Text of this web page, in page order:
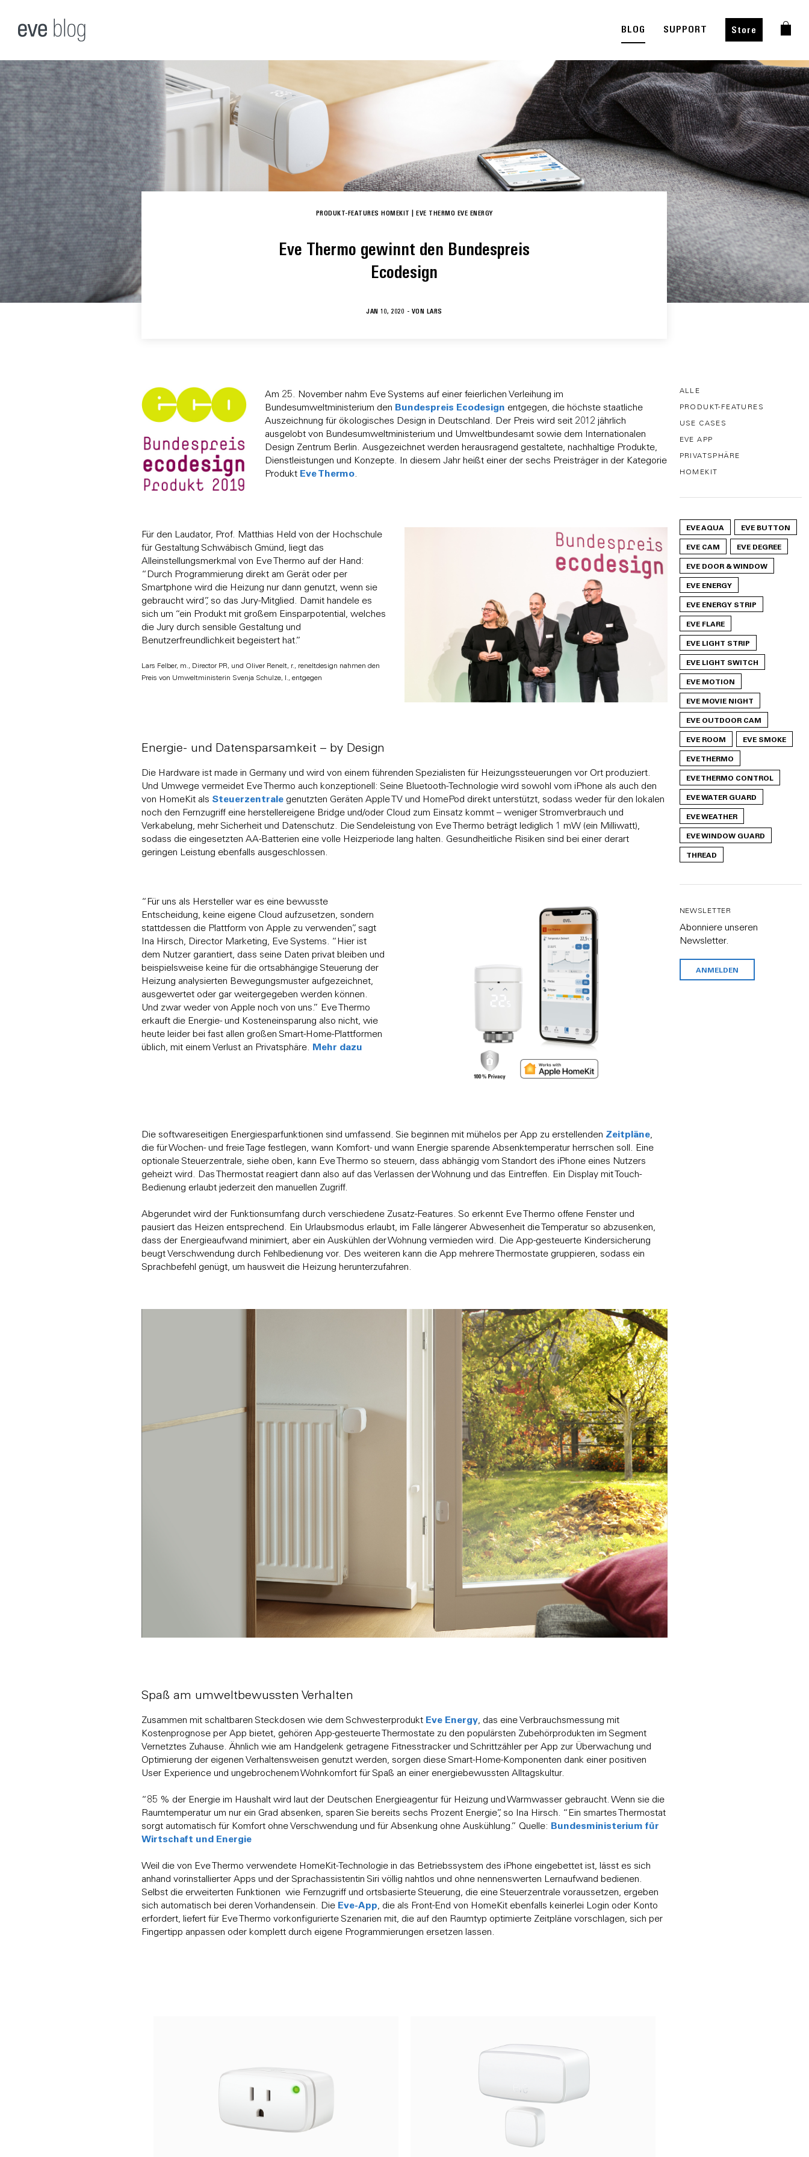
BLOG SUPPORT Store
PRODUKT-FEATURES HOMEKIT EVE THERMO EVE ENERGY
Eve Thermo gewinnt den Bundespreis
Ecodesign
JAN 10, 2020 - VON LARS
Am 25. November nahm Eve Systems auf einer feierlichen Verleihung im
Bundesumweltministerium den Bundespreis Ecodesign entgegen, die höchste staatliche
Auszeichnung für ökologisches Design in Deutschland. Der Preis wird seit 2012 jährlich
ausgelobt von Bundesumweltministerium und Umweltbundesamt sowie dem Internationalen
Design Zentrum Berlin. Ausgezeichnet werden herausragend gestaltete, nachhaltige Produkte,
Dienstleistungen und Konzepte. In diesem Jahr heißt einer der sechs Preisträger in der Kategorie
Produkt Eve Thermo.
Für den Laudator, Prof. Matthias Held von der Hochschule
für Gestaltung Schwäbisch Gmünd, liegt das
Alleinstellungsmerkmal von Eve Thermo auf der Hand:
“Durch Programmierung direkt am Gerät oder per
Smartphone wird die Heizung nur dann genutzt, wenn sie
gebraucht wird”, so das Jury-Mitglied. Damit handele es
sich um “ein Produkt mit großem Einsparpotential, welches
die Jury durch sensible Gestaltung und
Benutzerfreundlichkeit begeistert hat.”
Lars Felber, m., Director PR, und Oliver Renelt, r., reneltdesign nahmen den
Preis von Umweltministerin Svenja Schulze, l., entgegen
Energie- und Datensparsamkeit – by Design
Die Hardware ist made in Germany und wird von einem führenden Spezialisten für Heizungssteuerungen vor Ort produziert.
Und Umwege vermeidet Eve Thermo auch konzeptionell: Seine Bluetooth-Technologie wird sowohl vom iPhone als auch den
von HomeKit als Steuerzentrale genutzten Geräten Apple TV und HomePod direkt unterstützt, sodass weder für den lokalen
noch den Fernzugriff eine herstellereigene Bridge und/oder Cloud zum Einsatz kommt – weniger Stromverbrauch und
Verkabelung, mehr Sicherheit und Datenschutz. Die Sendeleistung von Eve Thermo beträgt lediglich 1 mW (ein Milliwatt),
sodass die eingesetzten AA-Batterien eine volle Heizperiode lang halten. Gesundheitliche Risiken sind bei einer derart
geringen Leistung ebenfalls ausgeschlossen.
“Für uns als Hersteller war es eine bewusste
Entscheidung, keine eigene Cloud aufzusetzen, sondern
stattdessen die Plattform von Apple zu verwenden”, sagt
Ina Hirsch, Director Marketing, Eve Systems. “Hier ist
dem Nutzer garantiert, dass seine Daten privat bleiben und
beispielsweise keine für die ortsabhängige Steuerung der
Heizung analysierten Bewegungsmuster aufgezeichnet,
ausgewertet oder gar weitergegeben werden können.
Und zwar weder von Apple noch von uns.” Eve Thermo
erkauft die Energie- und Kosteneinsparung also nicht, wie
heute leider bei fast allen großen Smart-Home-Plattformen
üblich, mit einem Verlust an Privatsphäre. Mehr dazu
Die softwareseitigen Energiesparfunktionen sind umfassend. Sie beginnen mit mühelos per App zu erstellenden Zeitpläne,
die für Wochen- und freie Tage festlegen, wann Komfort- und wann Energie sparende Absenktemperatur herrschen soll. Eine
optionale Steuerzentrale, siehe oben, kann Eve Thermo so steuern, dass abhängig vom Standort des iPhone eines Nutzers
geheizt wird. Das Thermostat reagiert dann also auf das Verlassen der Wohnung und das Eintreffen. Ein Display mit Touch-
Bedienung erlaubt jederzeit den manuellen Zugriff.
Abgerundet wird der Funktionsumfang durch verschiedene Zusatz-Features. So erkennt Eve Thermo offene Fenster und
pausiert das Heizen entsprechend. Ein Urlaubsmodus erlaubt, im Falle längerer Abwesenheit die Temperatur so abzusenken,
dass der Energieaufwand minimiert, aber ein Auskühlen der Wohnung vermieden wird. Die App-gesteuerte Kindersicherung
beugt Verschwendung durch Fehlbedienung vor. Des weiteren kann die App mehrere Thermostate gruppieren, sodass ein
Sprachbefehl genügt, um hausweit die Heizung herunterzufahren.
Spaß am umweltbewussten Verhalten
Zusammen mit schaltbaren Steckdosen wie dem Schwesterprodukt Eve Energy, das eine Verbrauchsmessung mit
Kostenprognose per App bietet, gehören App-gesteuerte Thermostate zu den populärsten Zubehörprodukten im Segment
Vernetztes Zuhause. Ähnlich wie am Handgelenk getragene Fitnesstracker und Schrittzähler per App zur Überwachung und
Optimierung der eigenen Verhaltensweisen genutzt werden, sorgen diese Smart-Home-Komponenten dank einer positiven
User Experience und ungebrochenem Wohnkomfort für Spaß an einer energiebewussten Alltagskultur.
“85 % der Energie im Haushalt wird laut der Deutschen Energieagentur für Heizung und Warmwasser gebraucht. Wenn sie die
Raumtemperatur um nur ein Grad absenken, sparen Sie bereits sechs Prozent Energie”, so Ina Hirsch. “Ein smartes Thermostat
sorgt automatisch für Komfort ohne Verschwendung und für Absenkung ohne Auskühlung.” Quelle: Bundesministerium für
Wirtschaft und Energie
Weil die von Eve Thermo verwendete HomeKit-Technologie in das Betriebssystem des iPhone eingebettet ist, lässt es sich
anhand vorinstallierter Apps und der Sprachassistentin Siri völlig nahtlos und ohne nennenswerten Lernaufwand bedienen.
Selbst die erweiterten Funktionen wie Fernzugriff und ortsbasierte Steuerung, die eine Steuerzentrale voraussetzen, ergeben
sich automatisch bei deren Vorhandensein. Die Eve-App, die als Front-End von HomeKit ebenfalls keinerlei Login oder Konto
erfordert, liefert für Eve Thermo vorkonfigurierte Szenarien mit, die auf den Raumtyp optimierte Zeitpläne vorschlagen, sich per
Fingertipp anpassen oder komplett durch eigene Programmierungen ersetzen lassen.
ALLE
PRODUKT-FEATURES
USE CASES
EVE APP
PRIVATSPHÄRE
HOMEKIT
EVE AQUA
EVE BUTTON
EVE CAM
EVE DEGREE
EVE DOOR & WINDOW
EVE ENERGY
EVE ENERGY STRIP
EVE FLARE
EVE LIGHT STRIP
EVE LIGHT SWITCH
EVE MOTION
EVE MOVIE NIGHT
EVE OUTDOOR CAM
EVE ROOM
EVE SMOKE
EVE THERMO
EVE THERMO CONTROL
EVE WATER GUARD
EVE WEATHER
EVE WINDOW GUARD
THREAD
NEWSLETTER
Abonniere unseren
Newsletter.
ANMELDEN